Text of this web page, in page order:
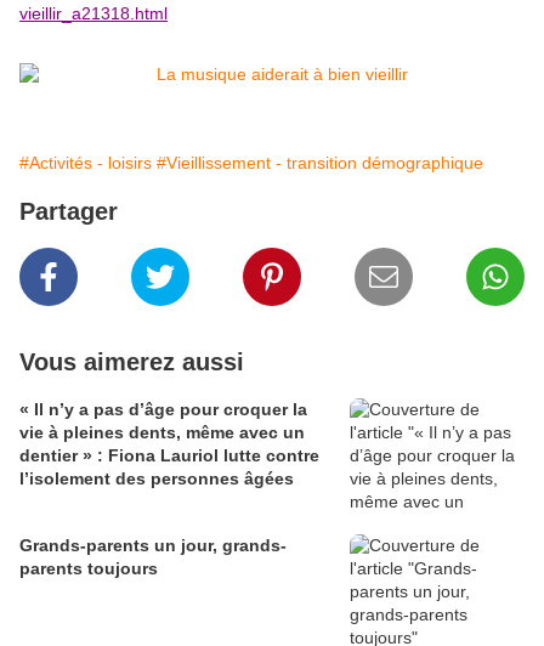
vieillir_a21318.html
#Activités - loisirs #Vieillissement - transition démographique
Partager
Vous aimerez aussi
« Il n’y a pas d’âge pour croquer la
vie à pleines dents, même avec un
dentier » : Fiona Lauriol lutte contre
l’isolement des personnes âgées
Grands-parents un jour, grands-
parents toujours